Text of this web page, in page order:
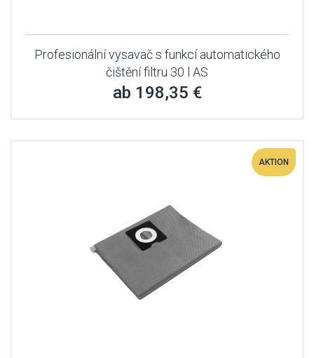
Profesionální vysavač s funkcí automatického
čištění filtru 30 l AS
ab 198,35 €
AKTION